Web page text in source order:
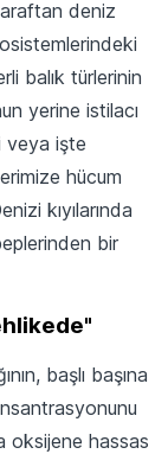
deniz
balık türlerinin
yerine istilacı
veya işte
hücum
kıyılarında
bir
başlı başına
oksijene hassas